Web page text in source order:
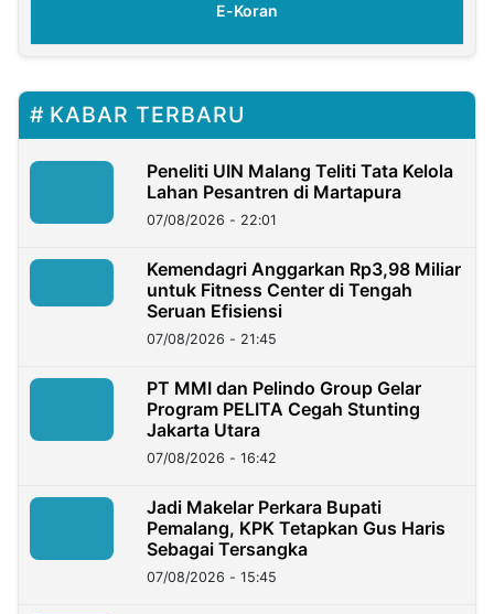
E-Koran
KABAR TERBARU
Peneliti UIN Malang Teliti Tata Kelola
Lahan Pesantren di Martapura
07/08/2026 - 22:01
Kemendagri Anggarkan Rp3,98 Miliar
untuk Fitness Center di Tengah
Seruan Efisiensi
07/08/2026 - 21:45
PT MMI dan Pelindo Group Gelar
Program PELITA Cegah Stunting
Jakarta Utara
07/08/2026 - 16:42
Jadi Makelar Perkara Bupati
Pemalang, KPK Tetapkan Gus Haris
Sebagai Tersangka
07/08/2026 - 15:45